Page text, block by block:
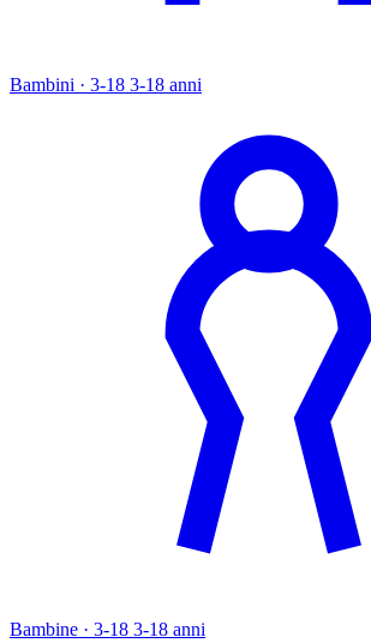
Bambini · 3-18 3-18 anni
Bambine · 3-18 3-18 anni